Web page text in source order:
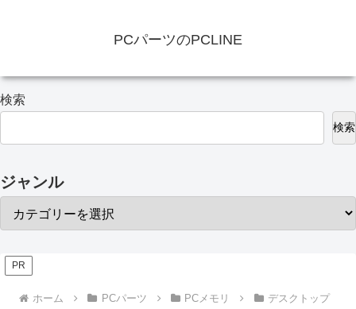
PCパーツのPCLINE
検索
検索
ジャンル
PR
ホーム PCパーツ PCメモリ
デスクトップ